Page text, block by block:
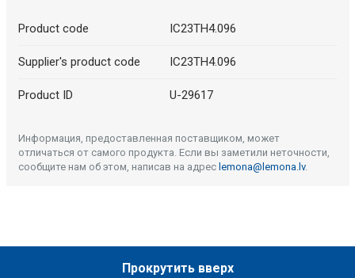
Product code IC23TH4.096
Supplier's product code IC23TH4.096
Product ID U-29617
Информация, предоставленная поставщиком, может
отличаться от самого продукта. Если вы заметили неточности,
сообщите нам об этом, написав на адрес lemona@lemona.lv.
Прокрутить вверх